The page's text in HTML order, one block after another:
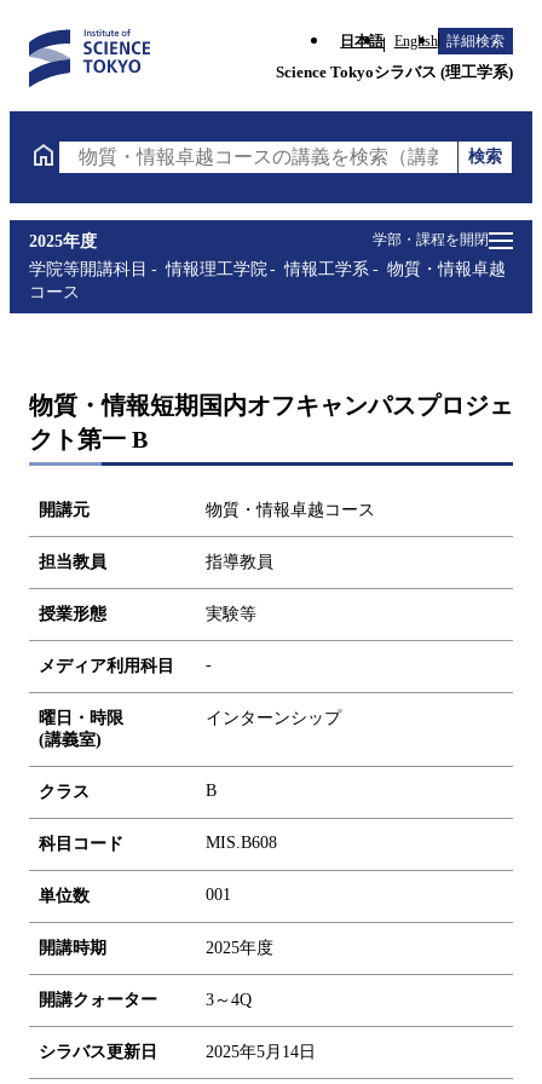
日本語 English 詳細検索
Science Tokyoシラバス (理工学系)
物質・情報卓越コースの講義を検索（講義名・科目
検索
学部・課程を開閉
2025年度
学院等開講科目
情報理工学院 情報工学系
物質・情報卓越
コース
物質・情報短期国内オフキャンパスプロジェ
クト第一 B
開講元 物質・情報卓越コース
担当教員 指導教員
授業形態 実験等
メディア利用科目 -
曜日・時限
(講義室)
インターンシップ
クラス B
科目コード MIS.B608
単位数 001
開講時期 2025年度
開講クォーター 3～4Q
シラバス更新日 2025年5月14日